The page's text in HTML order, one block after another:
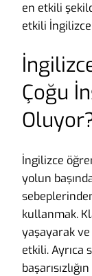
en etkili
etkili
Çoğu
İngilizce
yolun
kullanmak.
yaşayarak
etkili. Ayrıca